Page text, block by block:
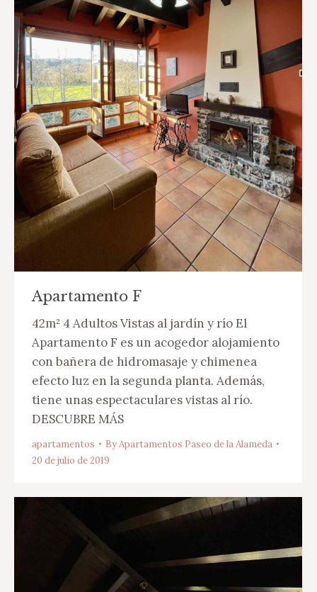
Apartamento F
42m² 4 Adultos Vistas al jardín y río El
Apartamento F es un acogedor alojamiento
con bañera de hidromasaje y chimenea
efecto luz en la segunda planta. Además,
tiene unas espectaculares vistas al río.
DESCUBRE MÁS
apartamentos ByApartamentos Paseo de la Alameda
20 de julio de 2019